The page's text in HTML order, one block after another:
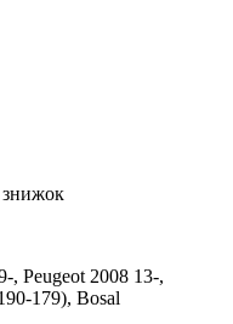
знижок
, Peugeot 2008 13-,
179), Bosal